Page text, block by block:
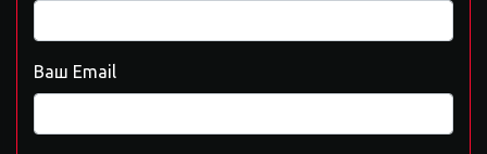
Ваш Email